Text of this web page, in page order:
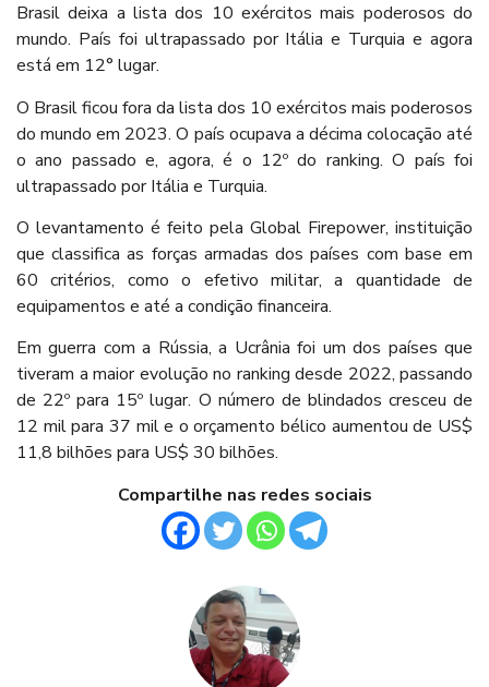
Brasil deixa a lista dos 10 exércitos mais poderosos do
mundo. País foi ultrapassado por Itália e Turquia e agora
está em 12° lugar.
O Brasil ficou fora da lista dos 10 exércitos mais poderosos
do mundo em 2023. O país ocupava a décima colocação até
o ano passado e, agora, é o 12º do ranking. O país foi
ultrapassado por Itália e Turquia.
O levantamento é feito pela Global Firepower, instituição
que classifica as forças armadas dos países com base em
60 critérios, como o efetivo militar, a quantidade de
equipamentos e até a condição financeira.
Em guerra com a Rússia, a Ucrânia foi um dos países que
tiveram a maior evolução no ranking desde 2022, passando
de 22º para 15º lugar. O número de blindados cresceu de
12 mil para 37 mil e o orçamento bélico aumentou de US$
11,8 bilhões para US$ 30 bilhões.
Compartilhe nas redes sociais